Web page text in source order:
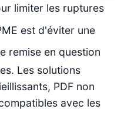
limiter les ruptures
est d'éviter une
remise en question
Les solutions
PDF non
avec les